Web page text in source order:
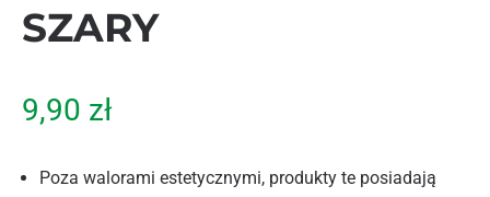
SZARY
9,90 zł
Poza walorami estetycznymi, produkty te posiadają